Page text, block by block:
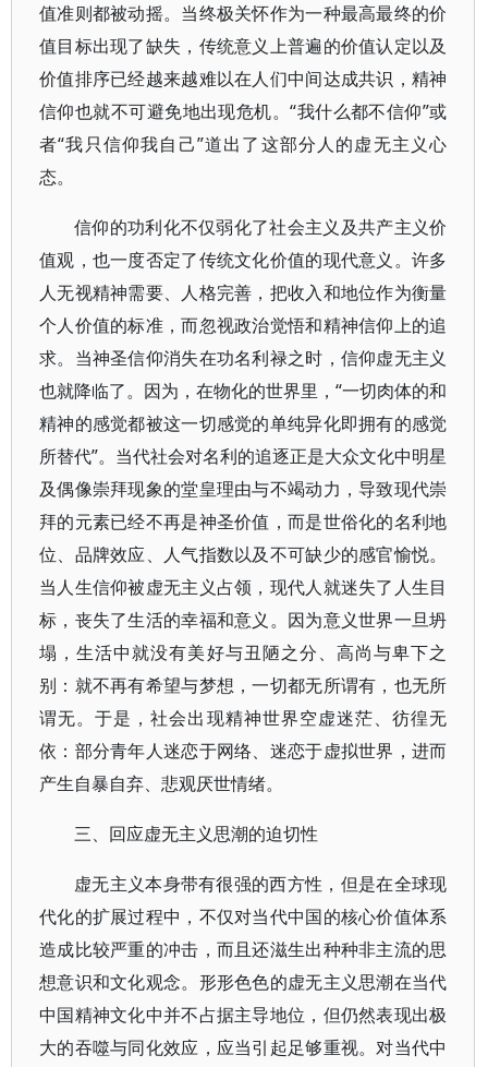
值准则都被动摇。当终极关怀作为一种最高最终的价
值目标出现了缺失，传统意义上普遍的价值认定以及
价值排序已经越来越难以在人们中间达成共识，精神
信仰也就不可避免地出现危机。“我什么都不信仰”或
者“我只信仰我自己”道出了这部分人的虚无主义心
态。
信仰的功利化不仅弱化了社会主义及共产主义价
值观，也一度否定了传统文化价值的现代意义。许多
人无视精神需要、人格完善，把收入和地位作为衡量
个人价值的标准，而忽视政治觉悟和精神信仰上的追
求。当神圣信仰消失在功名利禄之时，信仰虚无主义
也就降临了。因为，在物化的世界里，“一切肉体的和
精神的感觉都被这一切感觉的单纯异化即拥有的感觉
所替代”。当代社会对名利的追逐正是大众文化中明星
及偶像崇拜现象的堂皇理由与不竭动力，导致现代崇
拜的元素已经不再是神圣价值，而是世俗化的名利地
位、品牌效应、人气指数以及不可缺少的感官愉悦。
当人生信仰被虚无主义占领，现代人就迷失了人生目
标，丧失了生活的幸福和意义。因为意义世界一旦坍
塌，生活中就没有美好与丑陋之分、高尚与卑下之
别：就不再有希望与梦想，一切都无所谓有，也无所
谓无。于是，社会出现精神世界空虚迷茫、彷徨无
依：部分青年人迷恋于网络、迷恋于虚拟世界，进而
产生自暴自弃、悲观厌世情绪。
三、回应虚无主义思潮的迫切性
虚无主义本身带有很强的西方性，但是在全球现
代化的扩展过程中，不仅对当代中国的核心价值体系
造成比较严重的冲击，而且还滋生出种种非主流的思
想意识和文化观念。形形色色的虚无主义思潮在当代
中国精神文化中并不占据主导地位，但仍然表现出极
大的吞噬与同化效应，应当引起足够重视。对当代中